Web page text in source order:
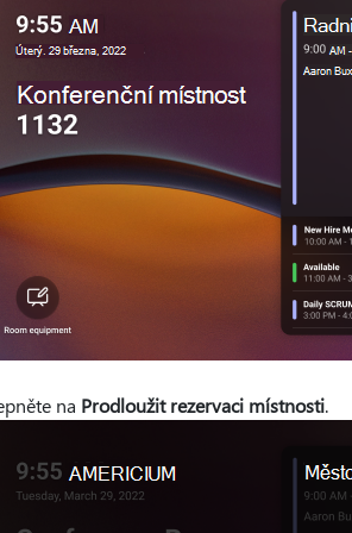
na Prodloužit rezervaci místnosti.